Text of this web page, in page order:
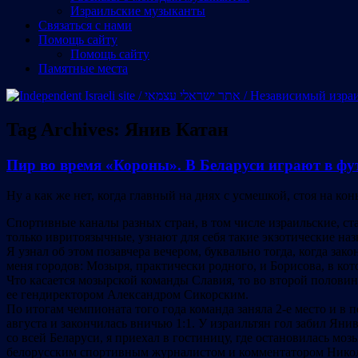
Израильские музыканты
Cвязаться с нами
Помощь сайту
Помощь сайту
Памятные места
Tag Archives: Янив Катан
Пир во время «Короны». В Беларуси играют в
Ну а как же нет, когда главный на днях с усмешкой, стоя на
Спортивные каналы разных стран, в том числе израильские,
только ивритоязычные, узнают для себя такие экзотические
Я узнал об этом позавчера вечером, буквально тогда, когда
меня городов: Мозыря, практически родного, и Борисова, в
Что касается мозырской команды Славия, то во второй
ее гендиректором Александром Сикорским.
По итогам чемпионата того года команда заняла 2-е место и
августа и закончилась вничью 1:1. У израильтян гол забил
со всей Беларуси, я приехал в гостиницу, где остановилась
белорусским спортивным журналистом и комментатором